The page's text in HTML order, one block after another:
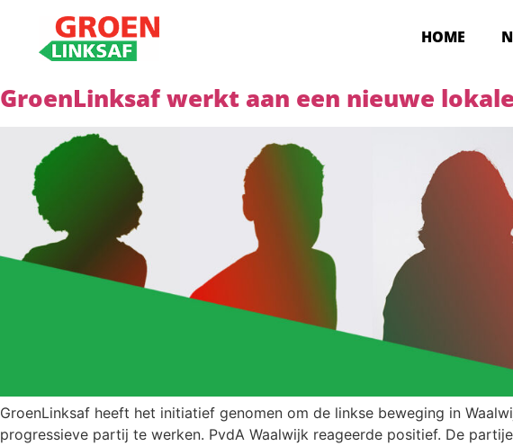
HOME
GroenLinksaf werkt aan een nieuwe
GroenLinksaf heeft het initiatief genomen om de linkse beweging in
progressieve partij te werken. PvdA Waalwijk reageerde positief. De